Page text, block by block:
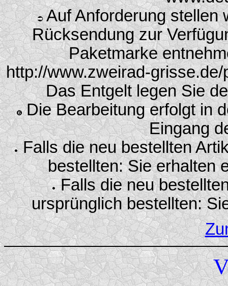
Auf Anforderung stellen
Rücksendung zur
Paketmarke
http://www.zweirad-
Das Entgelt legen Sie
Die Bearbeitung erfolgt in
Eingang
Falls die neu bestellten
bestellten: Sie erhalten
Falls die neu
ursprünglich bestellten: